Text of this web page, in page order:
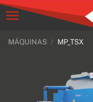
MÁQUINAS MP_TSX